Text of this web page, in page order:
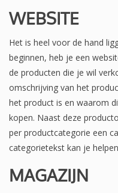
WEBSITE
Het is heel voor de hand
beginnen, heb je een
de producten die je wil
omschrijving van het
het product is en waarom
kopen. Naast deze
per productcategorie een
categorietekst kan je
MAGAZIJN